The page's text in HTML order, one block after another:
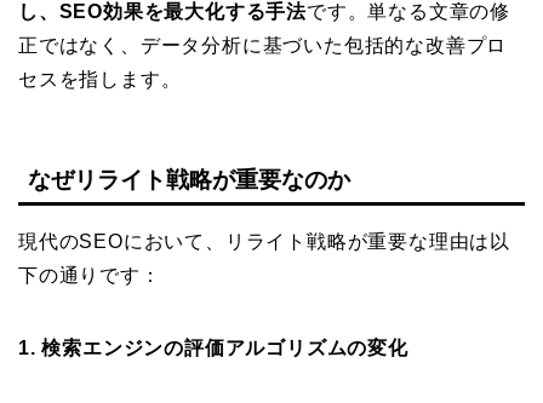
し、SEO効果を最大化する手法です。単なる文章の修
正ではなく、データ分析に基づいた包括的な改善プロ
セスを指します。
なぜリライト戦略が重要なのか
現代のSEOにおいて、リライト戦略が重要な理由は以
下の通りです：
1. 検索エンジンの評価アルゴリズムの変化